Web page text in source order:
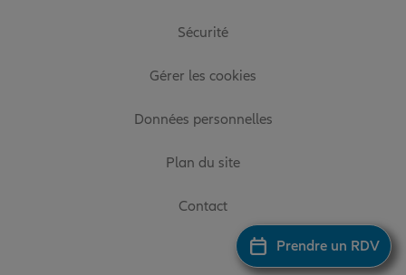
Prendre un RDV
Sécurité
Gérer les cookies
Données personnelles
Plan du site
Contact